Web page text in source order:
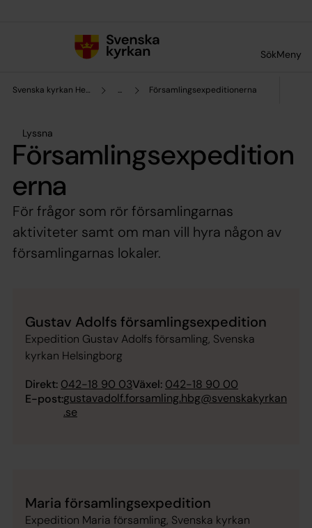
SökMeny
Svenska kyrkan Helsingborg ... Församlingsexpeditionerna
Lyssna
Församlingsexpedition
erna
För frågor som rör församlingarnas
aktiviteter samt om man vill hyra någon av
församlingarnas lokaler.
Gustav Adolfs församlingsexpedition
Expedition Gustav Adolfs församling, Svenska
kyrkan Helsingborg
Direkt: 042-18 90 03Växel: 042-18 90 00
E-post:gustavadolf.forsamling.hbg@svenskakyrkan
.se
Maria församlingsexpedition
Expedition Maria församling, Svenska kyrkan